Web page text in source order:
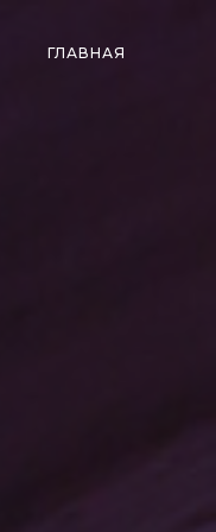
ГЛАВНАЯ